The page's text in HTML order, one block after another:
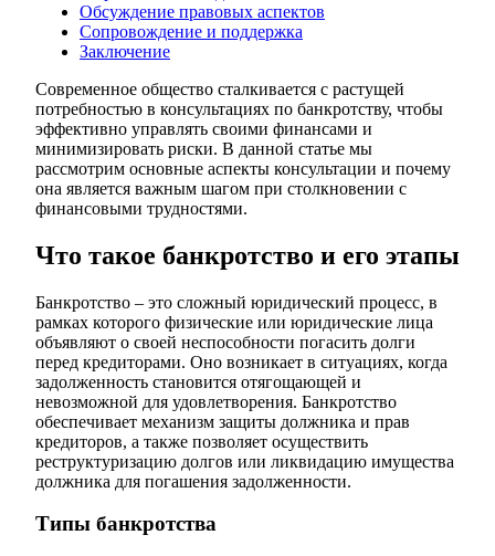
Обсуждение правовых аспектов
Сопровождение и поддержка
Заключение
Современное общество сталкивается с растущей
потребностью в консультациях по банкротству, чтобы
эффективно управлять своими финансами и
минимизировать риски. В данной статье мы
рассмотрим основные аспекты консультации и почему
она является важным шагом при столкновении с
финансовыми трудностями.
Что такое банкротство и его этапы
Банкротство – это сложный юридический процесс, в
рамках которого физические или юридические лица
объявляют о своей неспособности погасить долги
перед кредиторами. Оно возникает в ситуациях, когда
задолженность становится отягощающей и
невозможной для удовлетворения. Банкротство
обеспечивает механизм защиты должника и прав
кредиторов, а также позволяет осуществить
реструктуризацию долгов или ликвидацию имущества
должника для погашения задолженности.
Типы банкротства